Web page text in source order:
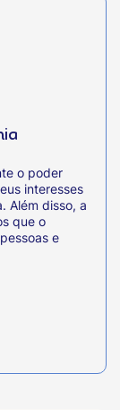
o poder
interesses
Além disso, a
que o
e